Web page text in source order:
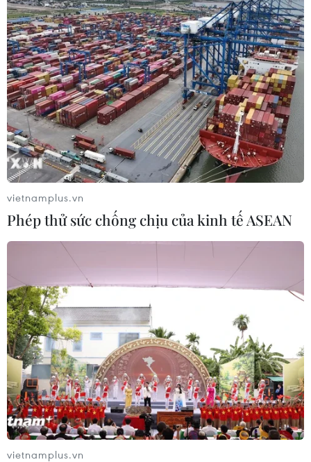
vietnamplus.vn
Phép thử sức chống chịu của kinh tế ASEAN
vietnamplus.vn